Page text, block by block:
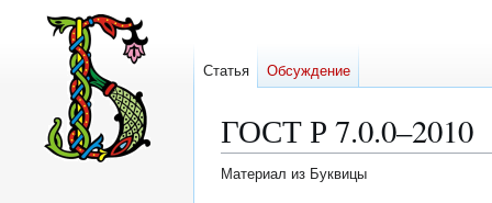
ГОСТ Р 7.0.0–2010
Материал из Буквицы
Статья Обсуждение